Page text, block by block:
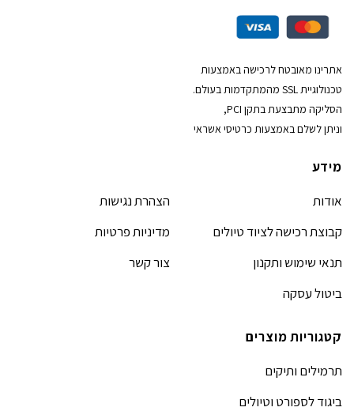
אתרינו מאובטח לרכישה באמצעות
טכנולוגיית SSL מהמתקדמות בעולם.
הסליקה מתבצעת בתקן PCI,
וניתן לשלם באמצעות כרטיסי אשראי
מידע
אודות
קבוצת רכישה לציוד טיולים
תנאי שימוש ותקנון
ביטול עסקה
הצהרת נגישות
מדיניות פרטיות
צור קשר
קטגוריות מוצרים
תרמילים ותיקים
ביגוד לספורט וטיולים